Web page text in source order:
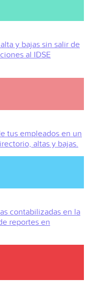
y bajas sin salir de
al IDSE
tus empleados en un
altas y bajas.
contabilizadas en la
reportes en